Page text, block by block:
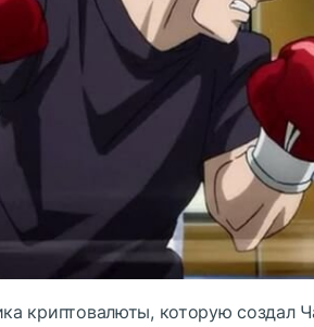
криптовалюты, которую создал